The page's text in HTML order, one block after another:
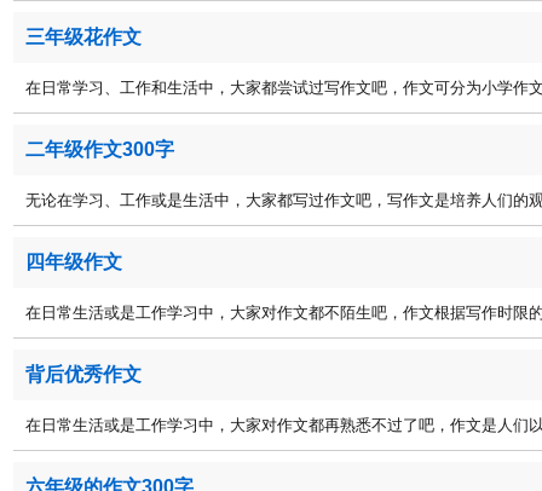
三年级花作文
在日常学习、工作和生活中，大家都尝试过写作文吧，作文可分为小学
二年级作文300字
无论在学习、工作或是生活中，大家都写过作文吧，写作文是培养人们
四年级作文
在日常生活或是工作学习中，大家对作文都不陌生吧，作文根据写作时
背后优秀作文
在日常生活或是工作学习中，大家对作文都再熟悉不过了吧，作文是人
六年级的作文300字